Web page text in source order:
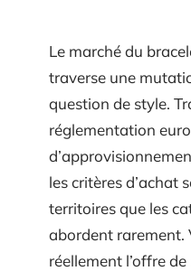
Le marché du
traverse une
question de style.
réglementation
les critères d’achat
territoires que les
abordent rarement.
réellement l’offre